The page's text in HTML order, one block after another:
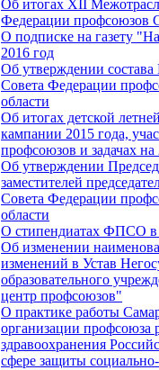
Об итогах XII
Федерации профсоюзов
О подписке на газету
2016 год
Об утверждении
Совета Федерации
области
Об итогах детской
кампании 2015 года,
профсоюзов и задачах на
Об утверждении
заместителей
Совета Федерации
области
О стипендиатах ФПСО в
Об изменении
изменений в Устав
образовательного
центр профсоюзов"
О практике работы
организации профсоюза
здравоохранения
сфере защиты